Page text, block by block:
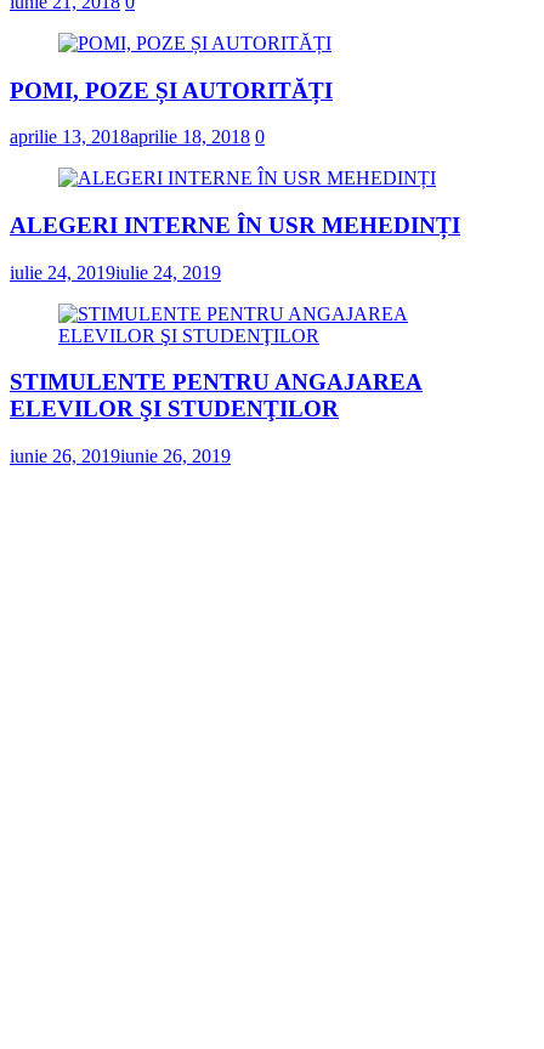
POMI, POZE ȘI AUTORITĂȚI
aprilie 13, 2018aprilie 18, 2018 0
ALEGERI INTERNE ÎN USR MEHEDINȚI
iulie 24, 2019iulie 24, 2019
STIMULENTE PENTRU ANGAJAREA
ELEVILOR ŞI STUDENŢILOR
iunie 26, 2019iunie 26, 2019